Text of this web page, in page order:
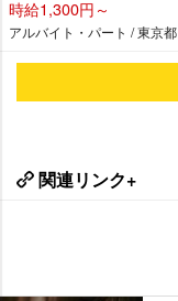
時給1,300円～
アルバイト・パート / 東京都
関連リンク+